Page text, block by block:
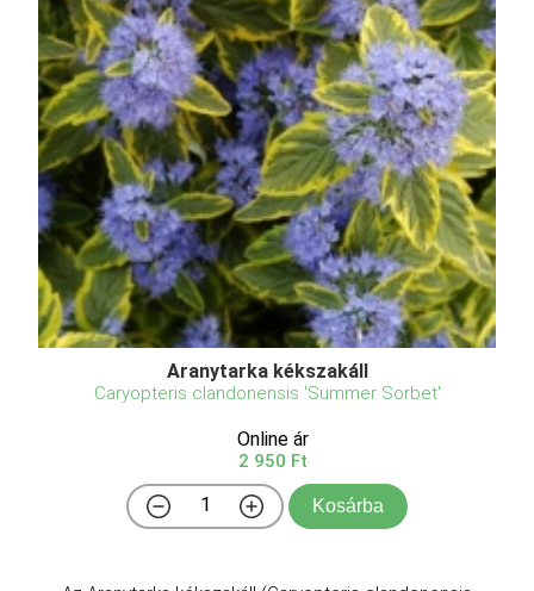
Aranytarka kékszakáll
Caryopteris clandonensis 'Summer Sorbet'
Online ár
2 950 Ft
Kosárba